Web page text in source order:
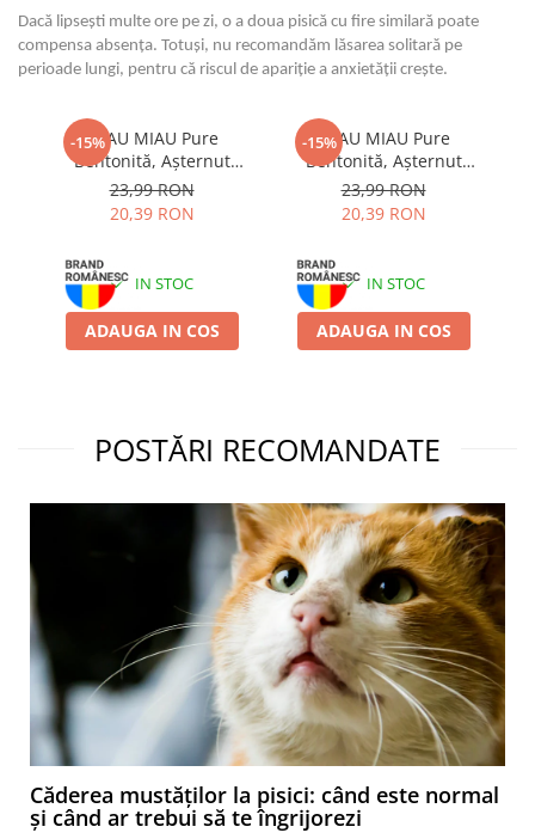
Dacă lipsești multe ore pe zi, o a doua pisică cu fire similară poate
compensa absența. Totuși, nu recomandăm lăsarea solitară pe
perioade lungi, pentru că riscul de apariție a anxietății crește.
-15%MIAU MIAU Pure
Bentonită, Așternut
Igienic pentru Pisică,
Lavandă, 5L
23,99 RON
20,39 RON
IN STOC
ADAUGA IN COS
-15%MIAU MIAU Pure
Bentonită, Așternut
Igienic pentru Pisică,
Marseille Soap, 5L
23,99 RON
20,39 RON
IN STOC
ADAUGA IN COS
POSTĂRI RECOMANDATE
Căderea mustăților la pisici: când este normal
și când ar trebui să te îngrijorezi